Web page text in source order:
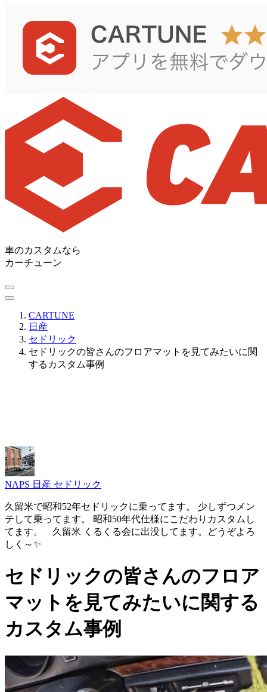
車のカスタムなら
カーチューン
CARTUNE
日産
セドリック
セドリックの皆さんのフロアマットを見てみたいに関
するカスタム事例
NAPS 日産 セドリック
久留米で昭和52年セドリックに乗ってます。 少しずつメン
テして乗ってます。 昭和50年代仕様にこだわりカスタムし
てます。 久留米 くるくる会に出没してます。どうぞよろ
しく～✨
セドリックの皆さんのフロア
マットを見てみたいに関する
カスタム事例